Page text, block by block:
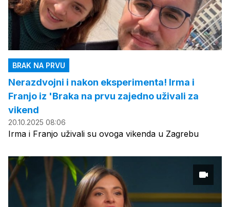
BRAK NA PRVU
Nerazdvojni i nakon eksperimenta! Irma i
Franjo iz 'Braka na prvu zajedno uživali za
vikend
20.10.2025 08:06
Irma i Franjo uživali su ovoga vikenda u Zagrebu